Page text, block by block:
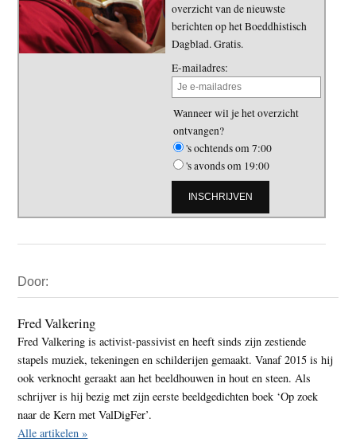
overzicht van de nieuwste
berichten op het Boeddhistisch
Dagblad. Gratis.
E-mailadres:
Wanneer wil je het overzicht
ontvangen?
's ochtends om 7:00
's avonds om 19:00
Sidebar
Door:
Fred Valkering
Fred Valkering is activist-passivist en heeft sinds zijn zestiende
stapels muziek, tekeningen en schilderijen gemaakt. Vanaf 2015 is hij
ook verknocht geraakt aan het beeldhouwen in hout en steen. Als
schrijver is hij bezig met zijn eerste beeldgedichten boek ‘Op zoek
naar de Kern met ValDigFer’.
Alle artikelen »